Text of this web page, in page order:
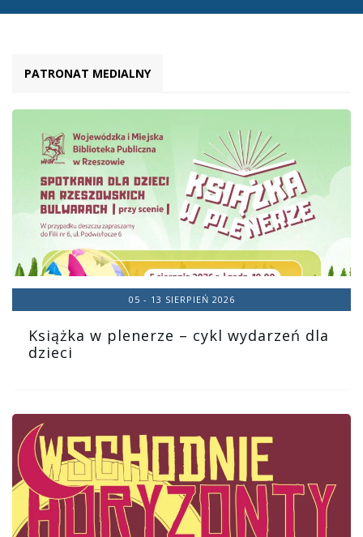
PATRONAT MEDIALNY
05 - 13 SIERPIEŃ 2026
Książka w plenerze – cykl wydarzeń dla
dzieci